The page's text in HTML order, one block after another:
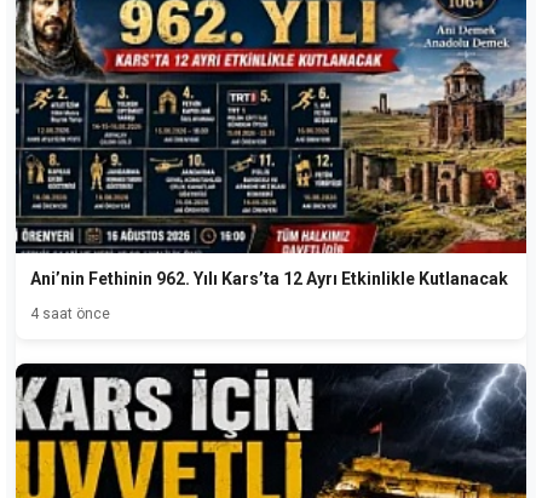
Ani’nin Fethinin 962. Yılı Kars’ta 12 Ayrı Etkinlikle Kutlanacak
4 saat önce